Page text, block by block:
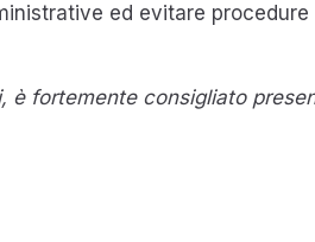
ed evitare procedure
fortemente consigliato